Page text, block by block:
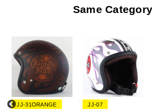
Same Category
JJ-31ORANGE JJ-07